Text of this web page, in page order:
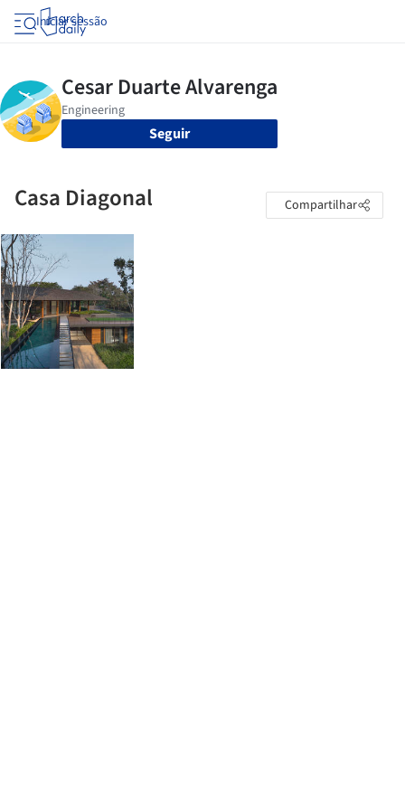
Iniciar sessão
Seguir
Casa Diagonal Compartilhar